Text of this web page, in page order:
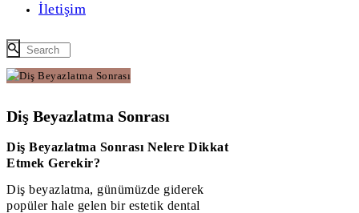
İletişim
Diş Beyazlatma Sonrası
Diş Beyazlatma Sonrası Nelere Dikkat
Etmek Gerekir?
Diş beyazlatma, günümüzde giderek
popüler hale gelen bir estetik dental